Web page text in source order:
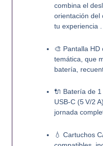
combina el
orientación del
tu experiencia .
🎨 Pantalla HD
temática, que
batería,
🔌 Batería de 1
USB‑C (5 V/2
jornada
💧 Cartuchos